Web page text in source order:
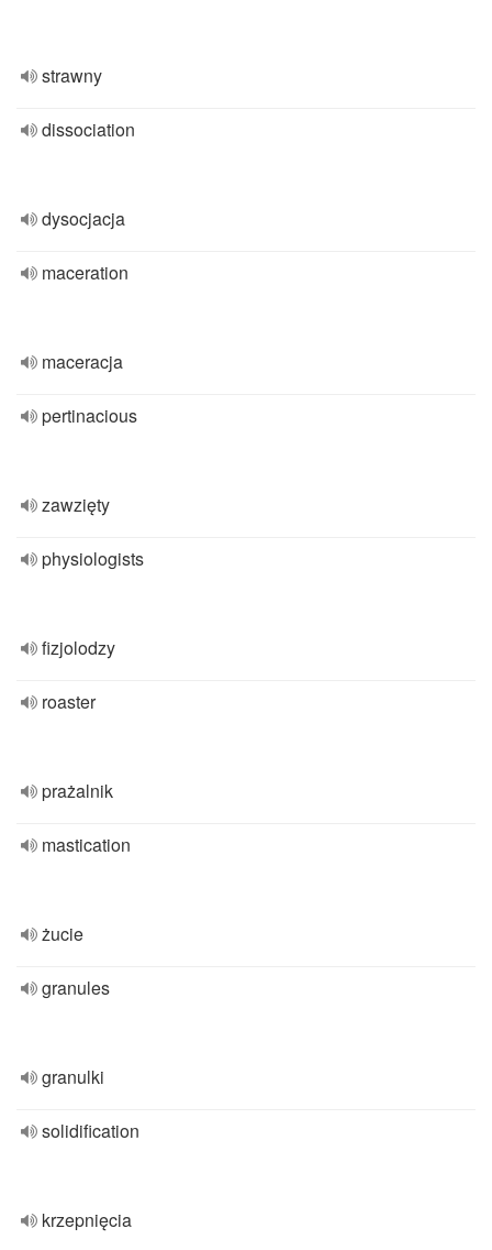
strawny
dissociation
dysocjacja
maceration
maceracja
pertinacious
zawzięty
physiologists
fizjolodzy
roaster
prażalnik
mastication
żucie
granules
granulki
solidification
krzepnięcia